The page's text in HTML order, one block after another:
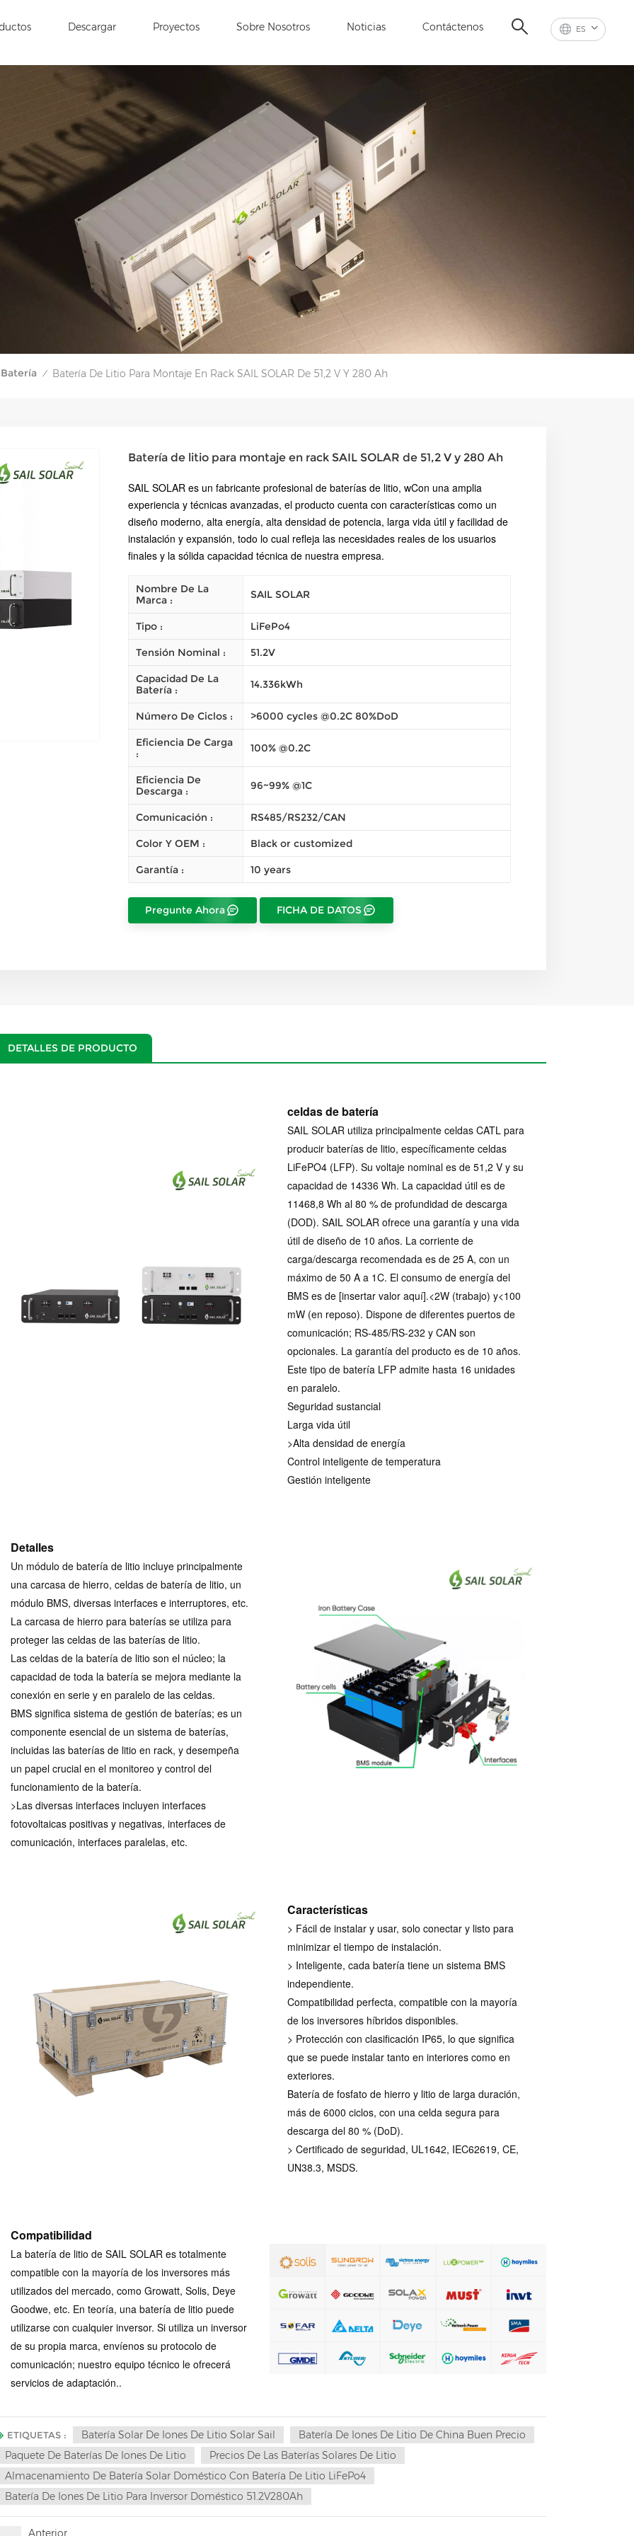
ES
Descargar Proyectos Sobre Nosotros Noticias Contáctenos
/ Batería De Litio Para Montaje En Rack SAIL SOLAR De 51,2 V Y 280 Ah
Batería de litio para montaje en rack SAIL SOLAR de 51,2 V y 280 Ah
SAIL SOLAR es un fabricante profesional de baterías de litio, wCon una amplia
experiencia y técnicas avanzadas, el producto cuenta con características como un
diseño moderno, alta energía, alta densidad de potencia, larga vida útil y facilidad de
instalación y expansión, todo lo cual refleja las necesidades reales de los usuarios
finales y la sólida capacidad técnica de nuestra empresa.
Nombre De La
Marca :
SAIL SOLAR
Tipo : LiFePo4
Tensión Nominal : 51.2V
Capacidad De La
Batería :
14.336kWh
Número De Ciclos : >6000 cycles @0.2C 80%DoD
Eficiencia De Carga
:
100% @0.2C
Eficiencia De
Descarga :
96~99% @1C
Comunicación : RS485/RS232/CAN
Color Y OEM : Black or customized
Garantía : 10 years
Pregunte Ahora FICHA DE DATOS
DETALLES DE PRODUCTO
celdas de batería
SAIL SOLAR utiliza principalmente celdas CATL para
producir baterías de litio, específicamente celdas
LiFePO4 (LFP). Su voltaje nominal es de 51,2 V y su
capacidad de 14336 Wh. La capacidad útil es de
11468,8 Wh al 80 % de profundidad de descarga
(DOD). SAIL SOLAR ofrece una garantía y una vida
útil de diseño de 10 años. La corriente de
carga/descarga recomendada es de 25 A, con un
máximo de 50 A a 1C. El consumo de energía del
BMS es de [insertar valor aquí].<2W (trabajo) y<100
mW (en reposo). Dispone de diferentes puertos de
comunicación; RS-485/RS-232 y CAN son
opcionales. La garantía del producto es de 10 años.
Este tipo de batería LFP admite hasta 16 unidades
en paralelo.
Seguridad sustancial
Larga vida útil
>Alta densidad de energía
Control inteligente de temperatura
Gestión inteligente
Detalles
Un módulo de batería de litio incluye principalmente
una carcasa de hierro, celdas de batería de litio, un
módulo BMS, diversas interfaces e interruptores, etc.
La carcasa de hierro para baterías se utiliza para
proteger las celdas de las baterías de litio.
Las celdas de la batería de litio son el núcleo; la
capacidad de toda la batería se mejora mediante la
conexión en serie y en paralelo de las celdas.
BMS significa sistema de gestión de baterías; es un
componente esencial de un sistema de baterías,
incluidas las baterías de litio en rack, y desempeña
un papel crucial en el monitoreo y control del
funcionamiento de la batería.
>Las diversas interfaces incluyen interfaces
fotovoltaicas positivas y negativas, interfaces de
comunicación, interfaces paralelas, etc.
Características
> Fácil de instalar y usar, solo conectar y listo para
minimizar el tiempo de instalación.
> Inteligente, cada batería tiene un sistema BMS
independiente.
Compatibilidad perfecta, compatible con la mayoría
de los inversores híbridos disponibles.
> Protección con clasificación IP65, lo que significa
que se puede instalar tanto en interiores como en
exteriores.
Batería de fosfato de hierro y litio de larga duración,
más de 6000 ciclos, con una celda segura para
descarga del 80 % (DoD).
> Certificado de seguridad, UL1642, IEC62619, CE,
UN38.3, MSDS.
Compatibilidad
La batería de litio de SAIL SOLAR es totalmente
compatible con la mayoría de los inversores más
utilizados del mercado, como Growatt, Solis, Deye
Goodwe, etc. En teoría, una batería de litio puede
utilizarse con cualquier inversor. Si utiliza un inversor
de su propia marca, envíenos su protocolo de
comunicación; nuestro equipo técnico le ofrecerá
servicios de adaptación..
ETIQUETAS : Batería Solar De Iones De Litio Solar Sail
Batería De Iones De Litio De China Buen Precio
Paquete De Baterías De Iones De Litio
Precios De Las Baterías Solares De Litio
Almacenamiento De Batería Solar Doméstico Con Batería De Litio LiFePo4
Batería De Iones De Litio Para Inversor Doméstico 51.2V280Ah
Anterior